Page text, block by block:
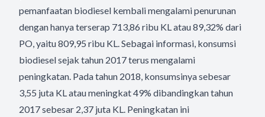
pemanfaatan biodiesel kembali mengalami penurunan
dengan hanya terserap 713,86 ribu KL atau 89,32% dari
PO, yaitu 809,95 ribu KL. Sebagai informasi, konsumsi
biodiesel sejak tahun 2017 terus mengalami
peningkatan. Pada tahun 2018, konsumsinya sebesar
3,55 juta KL atau meningkat 49% dibandingkan tahun
2017 sebesar 2,37 juta KL. Peningkatan ini